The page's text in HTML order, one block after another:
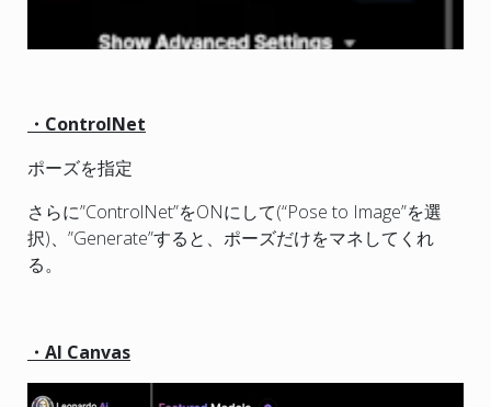
・ControlNet
ポーズを指定
さらに”ControlNet”をONにして(“Pose to Image”を選
択)、”Generate”すると、ポーズだけをマネしてくれ
る。
・AI Canvas